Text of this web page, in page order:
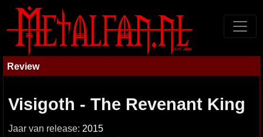
Review
Visigoth - The Revenant King
Jaar van release: 2015